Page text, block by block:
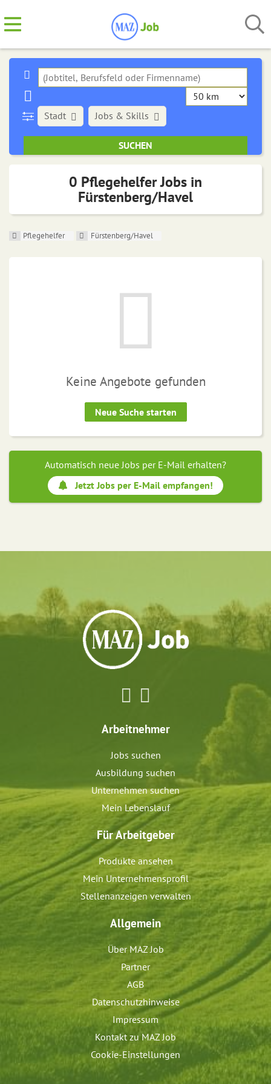
Stadt Jobs & Skills
0 Pflegehelfer Jobs in
Fürstenberg/Havel
Pflegehelfer Fürstenberg/Havel
Keine Angebote gefunden
Neue Suche starten
Automatisch neue Jobs per E-Mail erhalten?
Jetzt Jobs per E-Mail empfangen!
Arbeitnehmer
Jobs suchen
Ausbildung suchen
Unternehmen suchen
Mein Lebenslauf
Für Arbeitgeber
Produkte ansehen
Mein Unternehmensprofil
Stellenanzeigen verwalten
Allgemein
Über MAZ Job
Partner
AGB
Datenschutzhinweise
Impressum
Kontakt zu MAZ Job
Cookie-Einstellungen